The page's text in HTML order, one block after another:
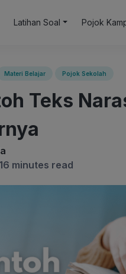
Latihan Soal Pojok
Materi Belajar Pojok Sekolah
Teks
16 minutes read